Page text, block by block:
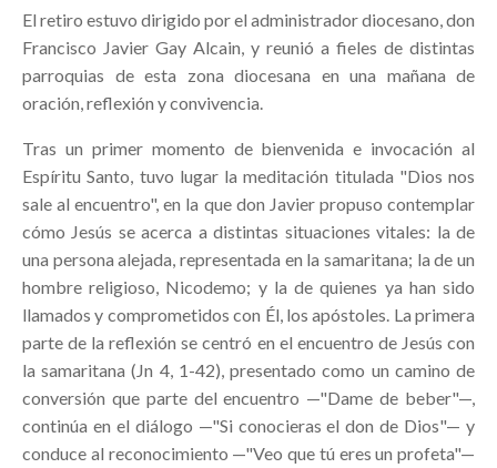
El retiro estuvo dirigido por el administrador diocesano, don
Francisco Javier Gay Alcain, y reunió a fieles de distintas
parroquias de esta zona diocesana en una mañana de
oración, reflexión y convivencia.
Tras un primer momento de bienvenida e invocación al
Espíritu Santo, tuvo lugar la meditación titulada "Dios nos
sale al encuentro", en la que don Javier propuso contemplar
cómo Jesús se acerca a distintas situaciones vitales: la de
una persona alejada, representada en la samaritana; la de un
hombre religioso, Nicodemo; y la de quienes ya han sido
llamados y comprometidos con Él, los apóstoles. La primera
parte de la reflexión se centró en el encuentro de Jesús con
la samaritana (Jn 4, 1-42), presentado como un camino de
conversión que parte del encuentro —"Dame de beber"—,
continúa en el diálogo —"Si conocieras el don de Dios"— y
conduce al reconocimiento —"Veo que tú eres un profeta"—